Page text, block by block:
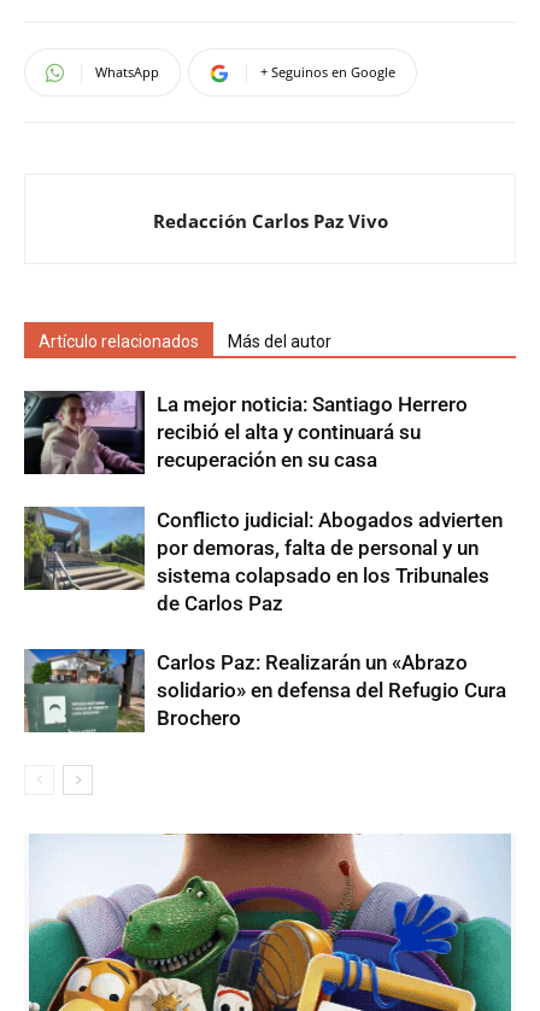
WhatsApp + Seguinos en Google
Redacción Carlos Paz Vivo
Artículo relacionados Más del autor
La mejor noticia: Santiago Herrero
recibió el alta y continuará su
recuperación en su casa
Conflicto judicial: Abogados advierten
por demoras, falta de personal y un
sistema colapsado en los Tribunales
de Carlos Paz
Carlos Paz: Realizarán un «Abrazo
solidario» en defensa del Refugio Cura
Brochero